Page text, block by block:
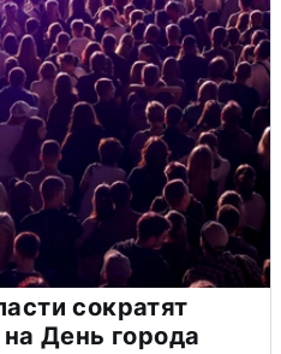
сократят
День города